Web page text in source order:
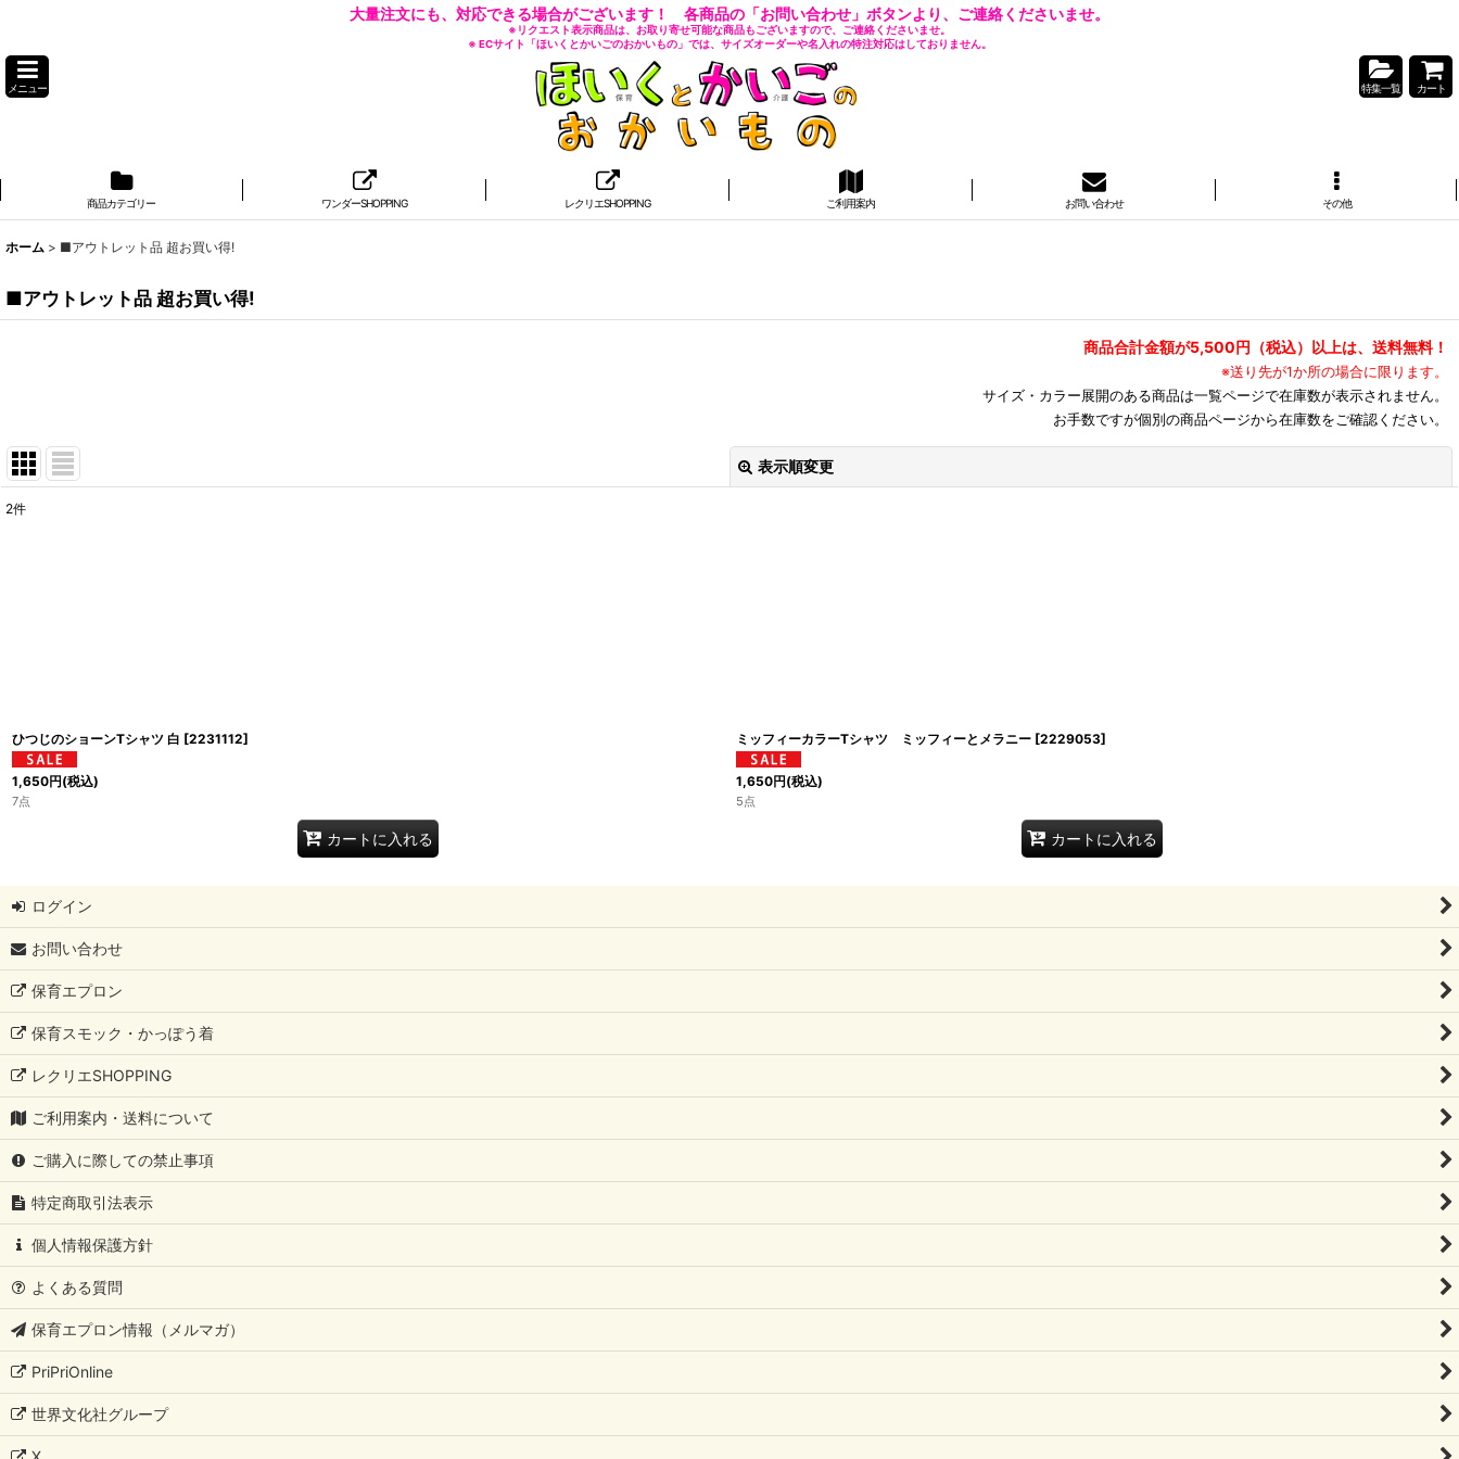
大量注文にも、対応できる場合がございます！ 各商品の「お問い合わせ」ボタンより、ご連絡くださいませ。
※リクエスト表示商品は、お取り寄せ可能な商品もございますので、ご連絡くださいませ。
※ ECサイト「ほいくとかいごのおかいもの」では、サイズオーダーや名入れの特注対応はしておりません。
メニュー 特集一覧 カート
商品カテゴリー ワンダーSHOPPING レクリエSHOPPING ご利用案内 お問い合わせ その他
ホーム > ■アウトレット品 超お買い得!
■アウトレット品 超お買い得!
商品合計金額が5,500円（税込）以上は、送料無料！
※送り先が1か所の場合に限ります。
サイズ・カラー展開のある商品は一覧ページで在庫数が表示されません。
お手数ですが個別の商品ページから在庫数をご確認ください。
表示順変更
2件
ひつじのショーンTシャツ 白 [2231112]
1,650円(税込)
7点
カートに入れる
ミッフィーカラーTシャツ ミッフィーとメラニー [2229053]
1,650円(税込)
5点
カートに入れる
ログイン
お問い合わせ
保育エプロン
保育スモック・かっぽう着
レクリエSHOPPING
ご利用案内・送料について
ご購入に際しての禁止事項
特定商取引法表示
個人情報保護方針
よくある質問
保育エプロン情報（メルマガ）
PriPriOnline
世界文化社グループ